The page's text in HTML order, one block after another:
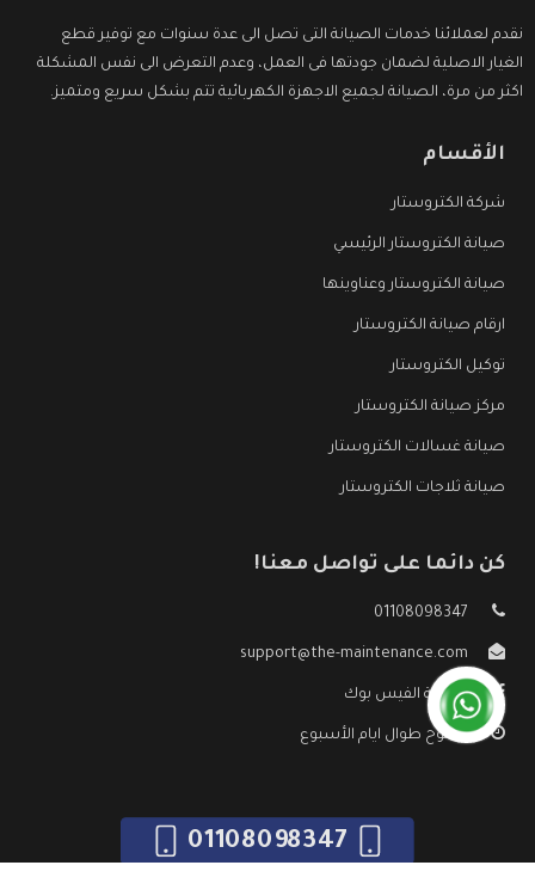
نقدم لعملائنا خدمات الصيانة التى تصل الى عدة سنوات مع توفير قطع
الغيار الاصلية لضمان جودتها فى العمل، وعدم التعرض الى نفس المشكلة
اكثر من مرة، الصيانة لجميع الاجهزة الكهربائية تتم بشكل سريع ومتميز.
الأقسام
شركة الكتروستار
صيانة الكتروستار الرئيسي
صيانة الكتروستار وعناوينها
ارقام صيانة الكتروستار
توكيل الكتروستار
مركز صيانة الكتروستار
صيانة غسالات الكتروستار
صيانة ثلاجات الكتروستار
كن دائما على تواصل معنا!
01108098347
support@the-maintenance.com
صفحة الفيس بوك
مفتوح طوال ايام الأسبوع
01108098347